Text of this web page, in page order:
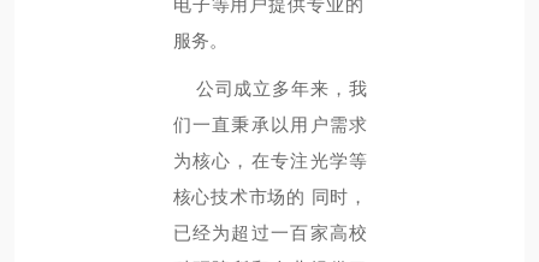
电子等用户提供专业的
服务。
公司成立多年来，我
们一直秉承以用户需求
为核心，在专注光学等
核心技术市场的
同时，
已经为超过一百家高校